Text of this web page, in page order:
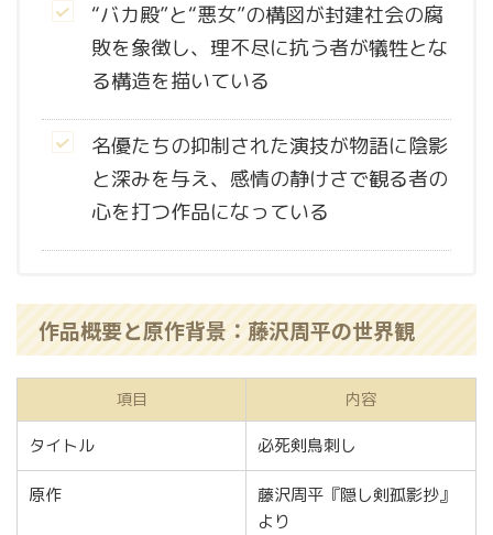
“バカ殿”と“悪女”の構図が封建社会の腐
敗を象徴し、理不尽に抗う者が犠牲とな
る構造を描いている
名優たちの抑制された演技が物語に陰影
と深みを与え、感情の静けさで観る者の
心を打つ作品になっている
作品概要と原作背景：藤沢周平の世界観
項目 内容
タイトル 必死剣鳥刺し
原作
藤沢周平『隠し剣孤影抄』
より